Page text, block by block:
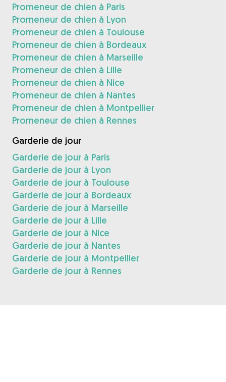
Promeneur de chien à Paris
Promeneur de chien à Lyon
Promeneur de chien à Toulouse
Promeneur de chien à Bordeaux
Promeneur de chien à Marseille
Promeneur de chien à Lille
Promeneur de chien à Nice
Promeneur de chien à Nantes
Promeneur de chien à Montpellier
Promeneur de chien à Rennes
Garderie de jour
Garderie de jour à Paris
Garderie de jour à Lyon
Garderie de jour à Toulouse
Garderie de jour à Bordeaux
Garderie de jour à Marseille
Garderie de jour à Lille
Garderie de jour à Nice
Garderie de jour à Nantes
Garderie de jour à Montpellier
Garderie de jour à Rennes